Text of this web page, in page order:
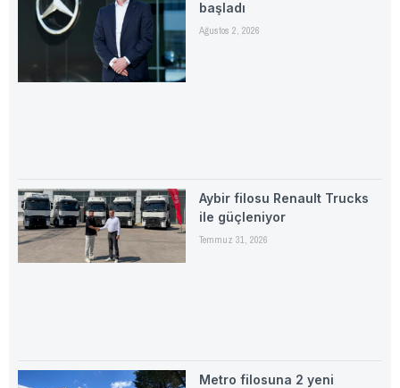
başladı
Ağustos 2, 2026
Aybir filosu Renault Trucks
ile güçleniyor
Temmuz 31, 2026
Metro filosuna 2 yeni